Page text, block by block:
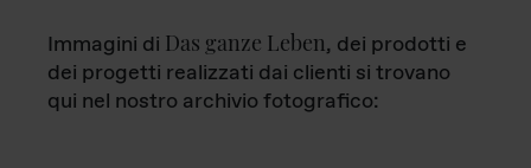
Immagini di Das ganze Leben, dei prodotti e
dei progetti realizzati dai clienti si trovano
qui nel nostro archivio fotografico: